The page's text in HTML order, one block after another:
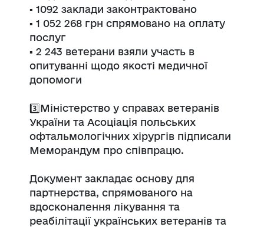
▪️ 1092 заклади законтрактовано
▪️ 1 052 268 грн спрямовано на оплату
послуг
▪️ 2 243 ветерани взяли участь в
опитуванні щодо якості медичної
допомоги
3️⃣Міністерство у справах ветеранів
України та Асоціація польських
офтальмологічних хірургів підписали
Меморандум про співпрацю.
Документ закладає основу для
партнерства, спрямованого на
вдосконалення лікування та
реабілітації українських ветеранів та